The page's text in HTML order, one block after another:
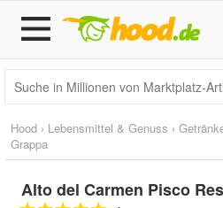
Hood › Lebensmittel & Genuss ›
Grappa
Alto del Carmen Pisco